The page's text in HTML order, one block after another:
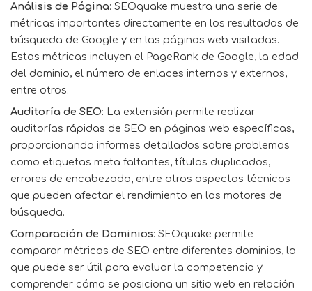
Análisis de Página: SEOquake muestra una serie de
métricas importantes directamente en los resultados de
búsqueda de Google y en las páginas web visitadas.
Estas métricas incluyen el PageRank de Google, la edad
del dominio, el número de enlaces internos y externos,
entre otros.
Auditoría de SEO: La extensión permite realizar
auditorías rápidas de SEO en páginas web específicas,
proporcionando informes detallados sobre problemas
como etiquetas meta faltantes, títulos duplicados,
errores de encabezado, entre otros aspectos técnicos
que pueden afectar el rendimiento en los motores de
búsqueda.
Comparación de Dominios: SEOquake permite
comparar métricas de SEO entre diferentes dominios, lo
que puede ser útil para evaluar la competencia y
comprender cómo se posiciona un sitio web en relación